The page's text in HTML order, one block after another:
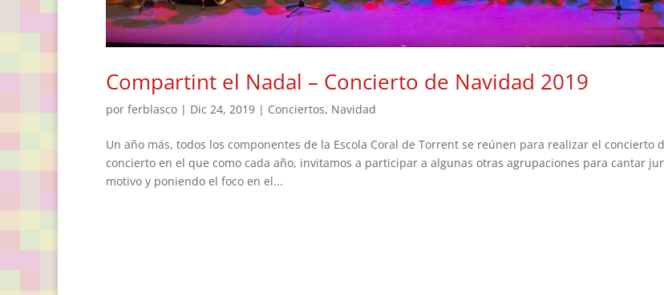
Compartint el Nadal – Concierto de Navidad 2019
por ferblasco | Dic 24, 2019 | Conciertos, Navidad
Un año más, todos los componentes de la Escola Coral de Torrent se reúnen para realizar el concierto
concierto en el que como cada año, invitamos a participar a algunas otras agrupaciones para cantar
motivo y poniendo el foco en el...